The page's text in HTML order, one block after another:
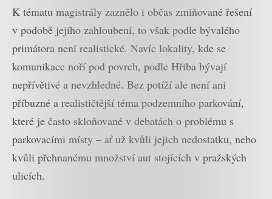
K tématu magistrály zaznělo i občas zmiňované řešení
v podobě jejího zahloubení, to však podle bývalého
primátora není realistické. Navíc lokality, kde se
komunikace noří pod povrch, podle Hřiba bývají
nepřívětivé a nevzhledné. Bez potíží ale není ani
příbuzné a realističtější téma podzemního parkování,
které je často skloňované v debatách o problému s
parkovacími místy – ať už kvůli jejich nedostatku, nebo
kvůli přehnanému množství aut stojících v pražských
ulicích.